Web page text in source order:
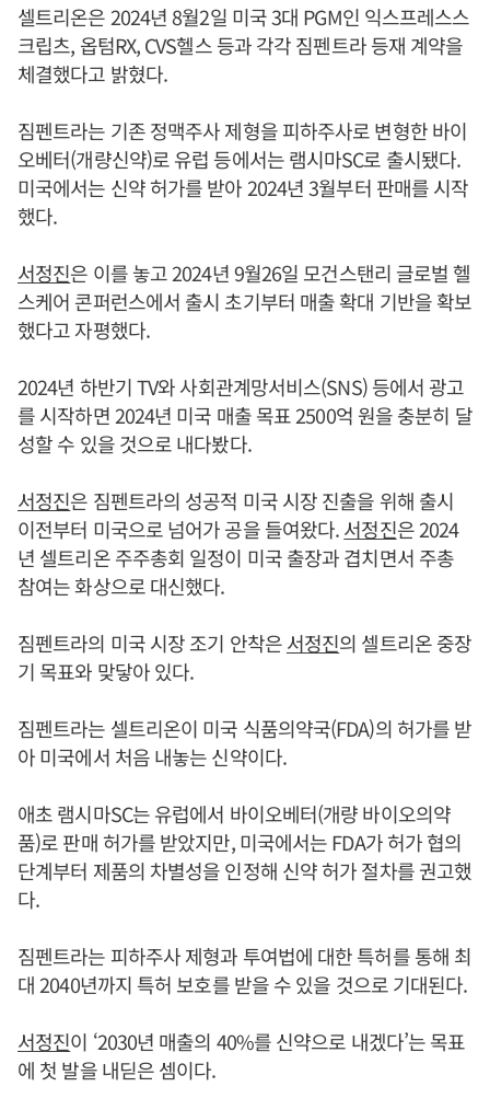
셀트리온은 2024년 8월2일 미국 3대 PGM인 익스프레스스
크립츠, 옵텀RX, CVS헬스 등과 각각 짐펜트라 등재 계약을
체결했다고 밝혔다.
짐펜트라는 기존 정맥주사 제형을 피하주사로 변형한 바이
오베터(개량신약)로 유럽 등에서는 램시마SC로 출시됐다.
미국에서는 신약 허가를 받아 2024년 3월부터 판매를 시작
했다.
서정진은 이를 놓고 2024년 9월26일 모건스탠리 글로벌 헬
스케어 콘퍼런스에서 출시 초기부터 매출 확대 기반을 확보
했다고 자평했다.
2024년 하반기 TV와 사회관계망서비스(SNS) 등에서 광고
를 시작하면 2024년 미국 매출 목표 2500억 원을 충분히 달
성할 수 있을 것으로 내다봤다.
서정진은 짐펜트라의 성공적 미국 시장 진출을 위해 출시
이전부터 미국으로 넘어가 공을 들여왔다.서정진은 2024
년 셀트리온 주주총회 일정이 미국 출장과 겹치면서 주총
참여는 화상으로 대신했다.
짐펜트라의 미국 시장 조기 안착은서정진의 셀트리온 중장
기 목표와 맞닿아 있다.
짐펜트라는 셀트리온이 미국 식품의약국(FDA)의 허가를 받
아 미국에서 처음 내놓는 신약이다.
애초 램시마SC는 유럽에서 바이오베터(개량 바이오의약
품)로 판매 허가를 받았지만, 미국에서는 FDA가 허가 협의
단계부터 제품의 차별성을 인정해 신약 허가 절차를 권고했
다.
짐펜트라는 피하주사 제형과 투여법에 대한 특허를 통해 최
대 2040년까지 특허 보호를 받을 수 있을 것으로 기대된다.
서정진이 ‘2030년 매출의 40%를 신약으로 내겠다’는 목표
에 첫 발을 내딛은 셈이다.